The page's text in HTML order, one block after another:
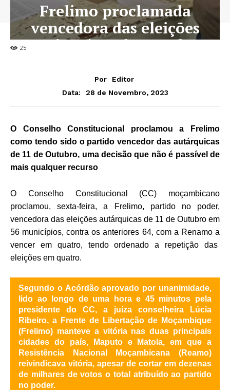
25
Frelimo proclamada
vencedora das eleições
autárquicas de Outubro
Por
Editor
Data:
28 de Novembro, 2023
O Conselho Constitucional proclamou a Frelimo
como tendo sido o partido vencedor das autárquicas
de 11 de Outubro, uma decisão que não é passível de
mais qualquer recurso
O Conselho Constitucional (CC) moçambicano
proclamou, sexta-feira, a Frelimo, partido no poder,
vencedora das eleições autárquicas de 11 de Outubro em
56 municípios, contra os anteriores 64, com a Renamo a
vencer em quatro, tendo ordenado a repetição das
eleições em quatro.
Segundo o Acórdão aprovado por unanimidade,
lido ao longo de uma hora e 45 minutos pela
presidente do CC, a juíza conselheira Lúcia
Ribeiro, a Frente de Libertação de Moçambique
(Frelimo) manteve a vitória nas duas principais
cidades do país, Maputo e Matola, em que a
Resistência Nacional Moçambicana (Reamo)
reivindicava vitória, apesar de cortar em dezenas
de milhares de votos o total atribuído ao partido
no poder.